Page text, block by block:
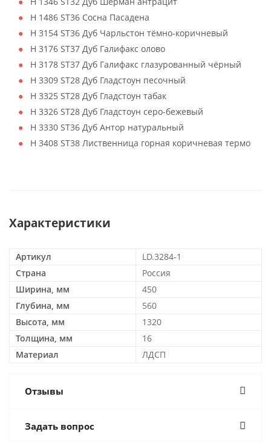
H 1486 ST36 Сосна Пасадена
H 3154 ST36 Дуб Чарльстон тёмно-коричневый
H 3176 ST37 Дуб Галифакс олово
H 3178 ST37 Дуб Галифакс глазурованный чёрный
H 3309 ST28 Дуб Гладстоун песочный
H 3325 ST28 Дуб Гладстоун табак
H 3326 ST28 Дуб Гладстоун серо-бежевый
H 3330 ST36 Дуб Антор натуральный
H 3408 ST38 Лиственница горная коричневая термо
Характеристики
Артикул
LD.3284-1
Страна
Россия
Ширина, мм
450
Глубина, мм
560
Высота, мм
1320
Толщина, мм
16
Материал
ЛДСП
Отзывы
Задать вопрос